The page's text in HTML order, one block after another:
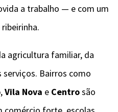
a trabalho — e com um
agricultura familiar, da
serviços. Bairros como
,Vila Nova e Centrosão